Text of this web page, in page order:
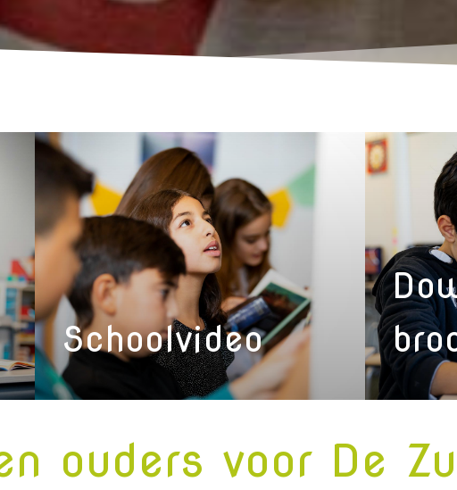
Schoolvideo
ouders voor De